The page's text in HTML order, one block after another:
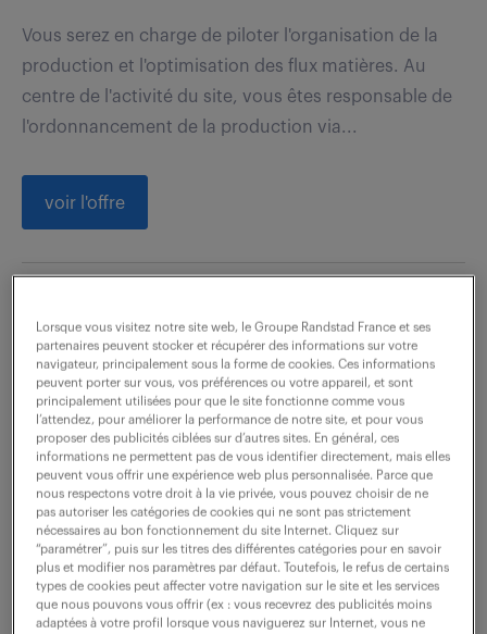
Vous serez en charge de piloter l'organisation de la
production et l'optimisation des flux matières. Au
centre de l'activité du site, vous êtes responsable de
l'ordonnancement de la production via...
voir l'offre
5 août 2026
Arras (62) CDI 35 000 - 45 000 € / an
votre mission est d'assurer le suivi technique des
équipements et de garantir l'adéquation des moyens
humains pour répondre aux exigences des clients et
aux certifications. Vous êtes le garant de...
voir l'offre
Lorsque vous visitez notre site web, le Groupe Randstad France et ses
partenaires peuvent stocker et récupérer des informations sur votre
navigateur, principalement sous la forme de cookies. Ces informations
peuvent porter sur vous, vos préférences ou votre appareil, et sont
principalement utilisées pour que le site fonctionne comme vous
l’attendez, pour améliorer la performance de notre site, et pour vous
proposer des publicités ciblées sur d’autres sites. En général, ces
informations ne permettent pas de vous identifier directement, mais elles
peuvent vous offrir une expérience web plus personnalisée. Parce que
nous respectons votre droit à la vie privée, vous pouvez choisir de ne
pas autoriser les catégories de cookies qui ne sont pas strictement
nécessaires au bon fonctionnement du site Internet. Cliquez sur
“paramétrer”, puis sur les titres des différentes catégories pour en savoir
plus et modifier nos paramètres par défaut. Toutefois, le refus de certains
types de cookies peut affecter votre navigation sur le site et les services
que nous pouvons vous offrir (ex : vous recevrez des publicités moins
adaptées à votre profil lorsque vous naviguerez sur Internet, vous ne